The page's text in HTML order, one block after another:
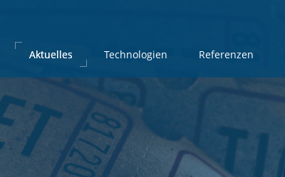
Aktuelles
Aktuelles Technologien
Technologien Referenzen
Referenzen